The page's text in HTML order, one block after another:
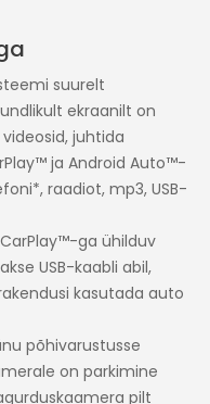
suurelt
ekraanilt on
juhtida
ja Android Auto™-
raadiot, mp3, USB-
ga ühilduv
USB-kaabli abil,
kasutada auto
põhivarustusse
on parkimine
pilt